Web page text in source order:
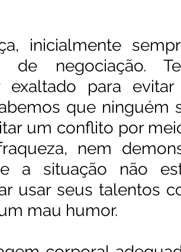
inicialmente
de negociação.
para
que ninguém
um conflito por
nem
a situação não
usar seus talentos
mau humor.